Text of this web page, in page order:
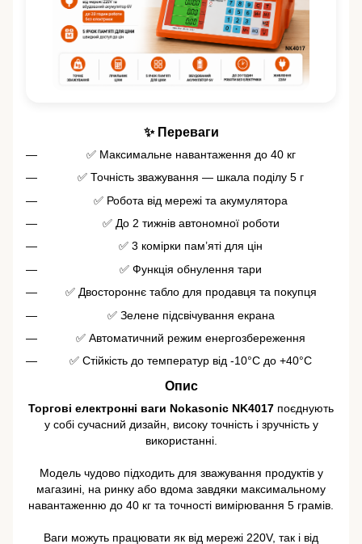
✨ Переваги
✅ Максимальне навантаження до 40 кг
✅ Точність зважування — шкала поділу 5 г
✅ Робота від мережі та акумулятора
✅ До 2 тижнів автономної роботи
✅ 3 комірки пам’яті для цін
✅ Функція обнулення тари
✅ Двостороннє табло для продавця та покупця
✅ Зелене підсвічування екрана
✅ Автоматичний режим енергозбереження
✅ Стійкість до температур від -10°C до +40°C
Опис
Торгові електронні ваги Nokasonic NK4017 поєднують
у собі сучасний дизайн, високу точність і зручність у
використанні.
Модель чудово підходить для зважування продуктів у
магазині, на ринку або вдома завдяки максимальному
навантаженню до 40 кг та точності вимірювання 5 грамів.
Ваги можуть працювати як від мережі 220V, так і від